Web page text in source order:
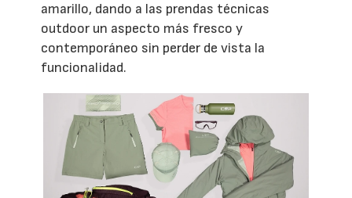
amarillo, dando a las prendas técnicas
outdoor un aspecto más fresco y
contemporáneo sin perder de vista la
funcionalidad.